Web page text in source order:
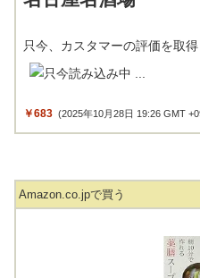
只今、カスタマーの評価を取得
￥683 (2025年10月28日 19:26 GMT
Amazon.co.jpで買う